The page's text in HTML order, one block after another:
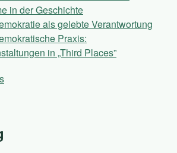
in der Geschichte
als gelebte Verantwortung
Praxis:
in „Third Places”